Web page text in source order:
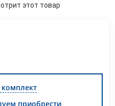
этот товар
приобрести